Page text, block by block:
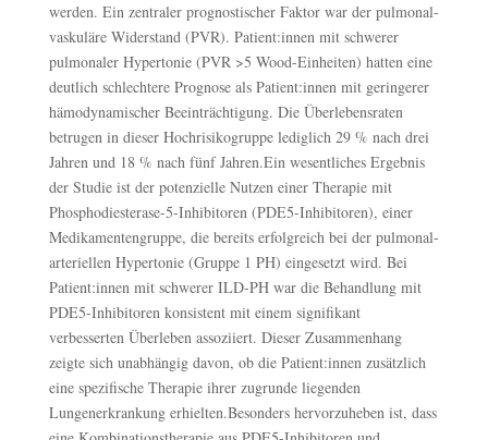
werden. Ein zentraler prognostischer Faktor war der pulmonal-
vaskuläre Widerstand (PVR). Patient:innen mit schwerer
pulmonaler Hypertonie (PVR >5 Wood-Einheiten) hatten eine
deutlich schlechtere Prognose als Patient:innen mit geringerer
hämodynamischer Beeinträchtigung. Die Überlebensraten
betrugen in dieser Hochrisikogruppe lediglich 29 % nach drei
Jahren und 18 % nach fünf Jahren.Ein wesentliches Ergebnis
der Studie ist der potenzielle Nutzen einer Therapie mit
Phosphodiesterase-5-Inhibitoren (PDE5-Inhibitoren), einer
Medikamentengruppe, die bereits erfolgreich bei der pulmonal-
arteriellen Hypertonie (Gruppe 1 PH) eingesetzt wird. Bei
Patient:innen mit schwerer ILD-PH war die Behandlung mit
PDE5-Inhibitoren konsistent mit einem signifikant
verbesserten Überleben assoziiert. Dieser Zusammenhang
zeigte sich unabhängig davon, ob die Patient:innen zusätzlich
eine spezifische Therapie ihrer zugrunde liegenden
Lungenerkrankung erhielten.Besonders hervorzuheben ist, dass